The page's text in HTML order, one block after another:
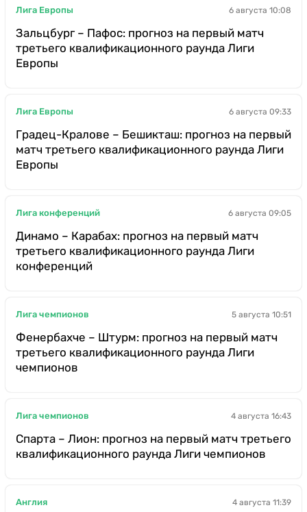
Лига Европы 6 августа 10:08
Зальцбург – Пафос: прогноз на первый матч
третьего квалификационного раунда Лиги
Европы
Лига Европы 6 августа 09:33
Градец-Кралове – Бешикташ: прогноз на первый
матч третьего квалификационного раунда Лиги
Европы
Лига конференций 6 августа 09:05
Динамо – Карабах: прогноз на первый матч
третьего квалификационного раунда Лиги
конференций
Лига чемпионов 5 августа 10:51
Фенербахче – Штурм: прогноз на первый матч
третьего квалификационного раунда Лиги
чемпионов
Лига чемпионов 4 августа 16:43
Спарта – Лион: прогноз на первый матч третьего
квалификационного раунда Лиги чемпионов
Англия 4 августа 11:39